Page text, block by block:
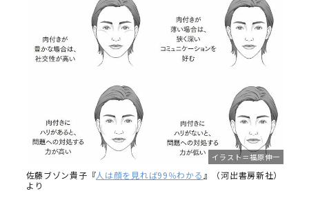
イラスト＝福原伸一
佐藤ブゾン貴子『人は顔を見れば99％わかる』（河出書房新社）
より